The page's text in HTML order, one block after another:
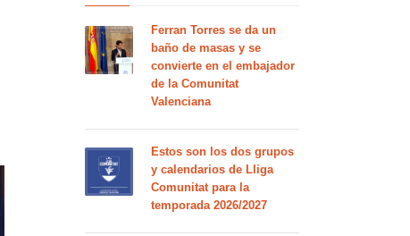
Ferran Torres se da un
baño de masas y se
convierte en el embajador
de la Comunitat
Valenciana
Estos son los dos grupos
y calendarios de Lliga
Comunitat para la
temporada 2026/2027